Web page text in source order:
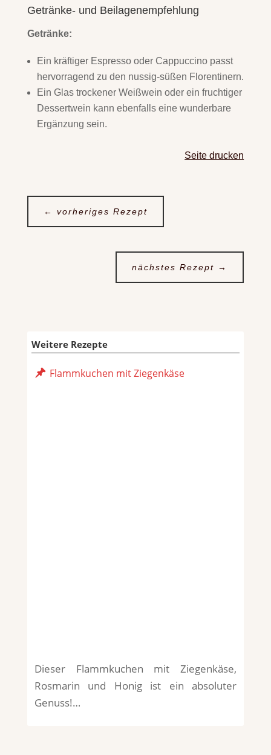
Getränke- und Beilagenempfehlung
Getränke:
Ein kräftiger Espresso oder Cappuccino passt
hervorragend zu den nussig-süßen Florentinern.
Ein Glas trockener Weißwein oder ein fruchtiger
Dessertwein kann ebenfalls eine wunderbare
Ergänzung sein.
Seite drucken
← vorheriges Rezept
nächstes Rezept →
Weitere Rezepte
Flammkuchen mit Ziegenkäse
Dieser Flammkuchen mit Ziegenkäse,
Rosmarin und Honig ist ein absoluter
Genuss!…